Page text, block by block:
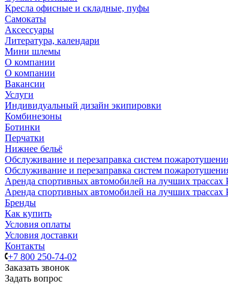
Кресла офисные и складные, пуфы
Самокаты
Аксессуары
Литература, календари
Мини шлемы
О компании
О компании
Вакансии
Услуги
Индивидуальный дизайн экипировки
Комбинезоны
Ботинки
Перчатки
Нижнее бельё
Обслуживание и перезаправка систем
Обслуживание и перезаправка систем
Аренда спортивных автомобилей на лучших трассах
Аренда спортивных автомобилей на лучших трассах
Бренды
Как купить
Условия оплаты
Условия доставки
Контакты
+7 800 250-74-02
Заказать звонок
Задать вопрос